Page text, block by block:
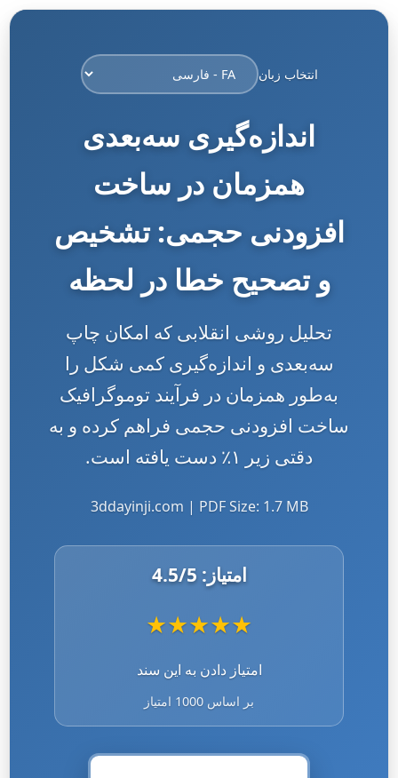
انتخاب زبان
اندازه‌گیری سه‌بعدی
همزمان در ساخت
افزودنی حجمی: تشخیص
و تصحیح خطا در لحظه
تحلیل روشی انقلابی که امکان چاپ
سه‌بعدی و اندازه‌گیری کمی شکل را
به‌طور همزمان در فرآیند توموگرافیک
ساخت افزودنی حجمی فراهم کرده و به
دقتی زیر ۱٪ دست یافته است.
3ddayinji.com | PDF Size: 1.7 MB
امتیاز: 4.5/5
★
★
★
★
★
امتیاز دادن به این سند
بر اساس 1000 امتیاز